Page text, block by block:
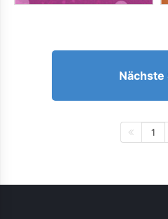
Nächste
1